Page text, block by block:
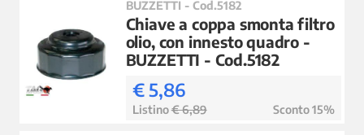
BUZZETTI - Cod.5182
Chiave a coppa smonta filtro
olio, con innesto quadro -
BUZZETTI - Cod.5182
€ 5,86
Listino€ 6,89 Sconto 15%